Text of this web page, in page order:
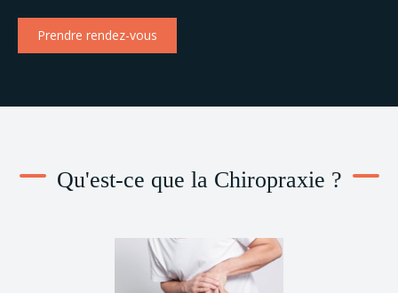
Prendre rendez-vous
Qu'est-ce que la Chiropraxie ?